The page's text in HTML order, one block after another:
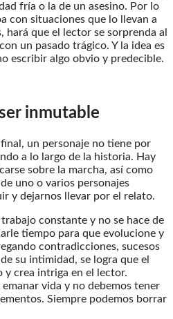
fría o la de un asesino. Por lo
con situaciones que lo llevan a
hará que el lector se sorprenda al
un pasado trágico. Y la idea es
escribir algo obvio y predecible.
inmutable
un personaje no tiene por
a lo largo de la historia. Hay
sobre la marcha, así como
uno o varios personajes
y dejarnos llevar por el relato.
trabajo constante y no se hace de
tiempo para que evolucione y
contradicciones, sucesos
su intimidad, se logra que el
y crea intriga en el lector.
vida y no debemos tener
Siempre podemos borrar